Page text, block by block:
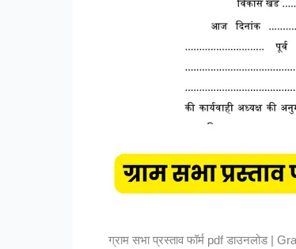
ग्राम सभा प्रस्ताव फॉर्म pdf डाउनलोड |